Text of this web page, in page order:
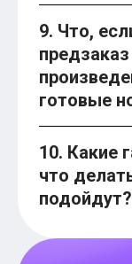
9. Что,
готовые
10. Какие
что
подойдут?